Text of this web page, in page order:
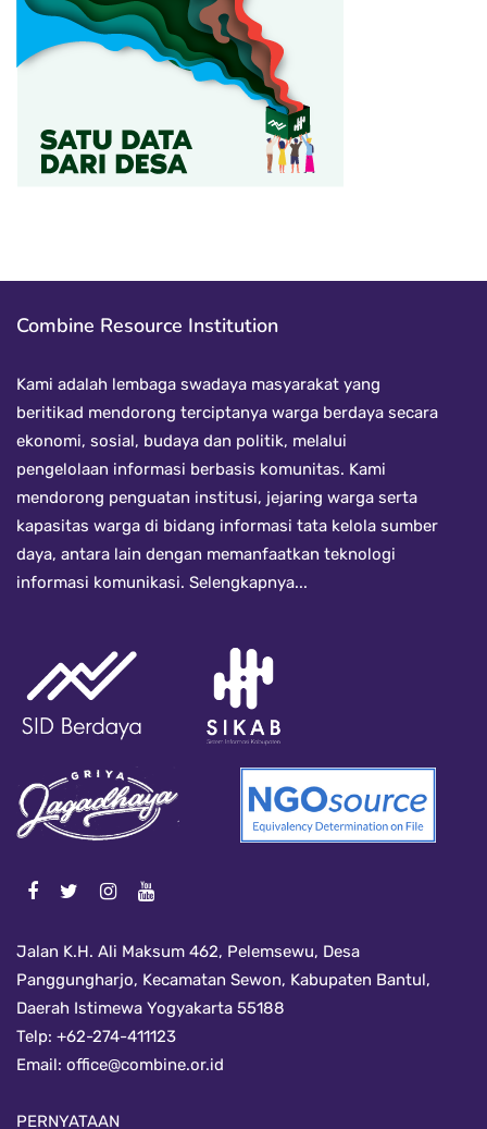
Combine Resource Institution
Kami adalah lembaga swadaya masyarakat yang
beritikad mendorong terciptanya warga berdaya secara
ekonomi, sosial, budaya dan politik, melalui
pengelolaan informasi berbasis komunitas. Kami
mendorong penguatan institusi, jejaring warga serta
kapasitas warga di bidang informasi tata kelola sumber
daya, antara lain dengan memanfaatkan teknologi
informasi komunikasi. Selengkapnya...
Jalan K.H. Ali Maksum 462, Pelemsewu, Desa
Panggungharjo, Kecamatan Sewon, Kabupaten Bantul,
Daerah Istimewa Yogyakarta 55188
Telp: +62-274-411123
Email: office@combine.or.id
PERNYATAAN